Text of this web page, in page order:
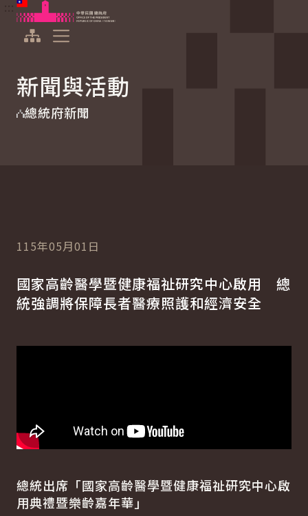
跳到主要內容
中華民國總統府
新聞與活動
總統府新聞
115年05月01日
國家高齡醫學暨健康福祉研究中心啟用 總
統強調將保障長者醫療照護和經濟安全
總統出席「國家高齡醫學暨健康福祉研究中心啟
用典禮暨樂齡嘉年華」